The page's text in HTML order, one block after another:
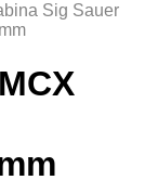
Sig Sauer